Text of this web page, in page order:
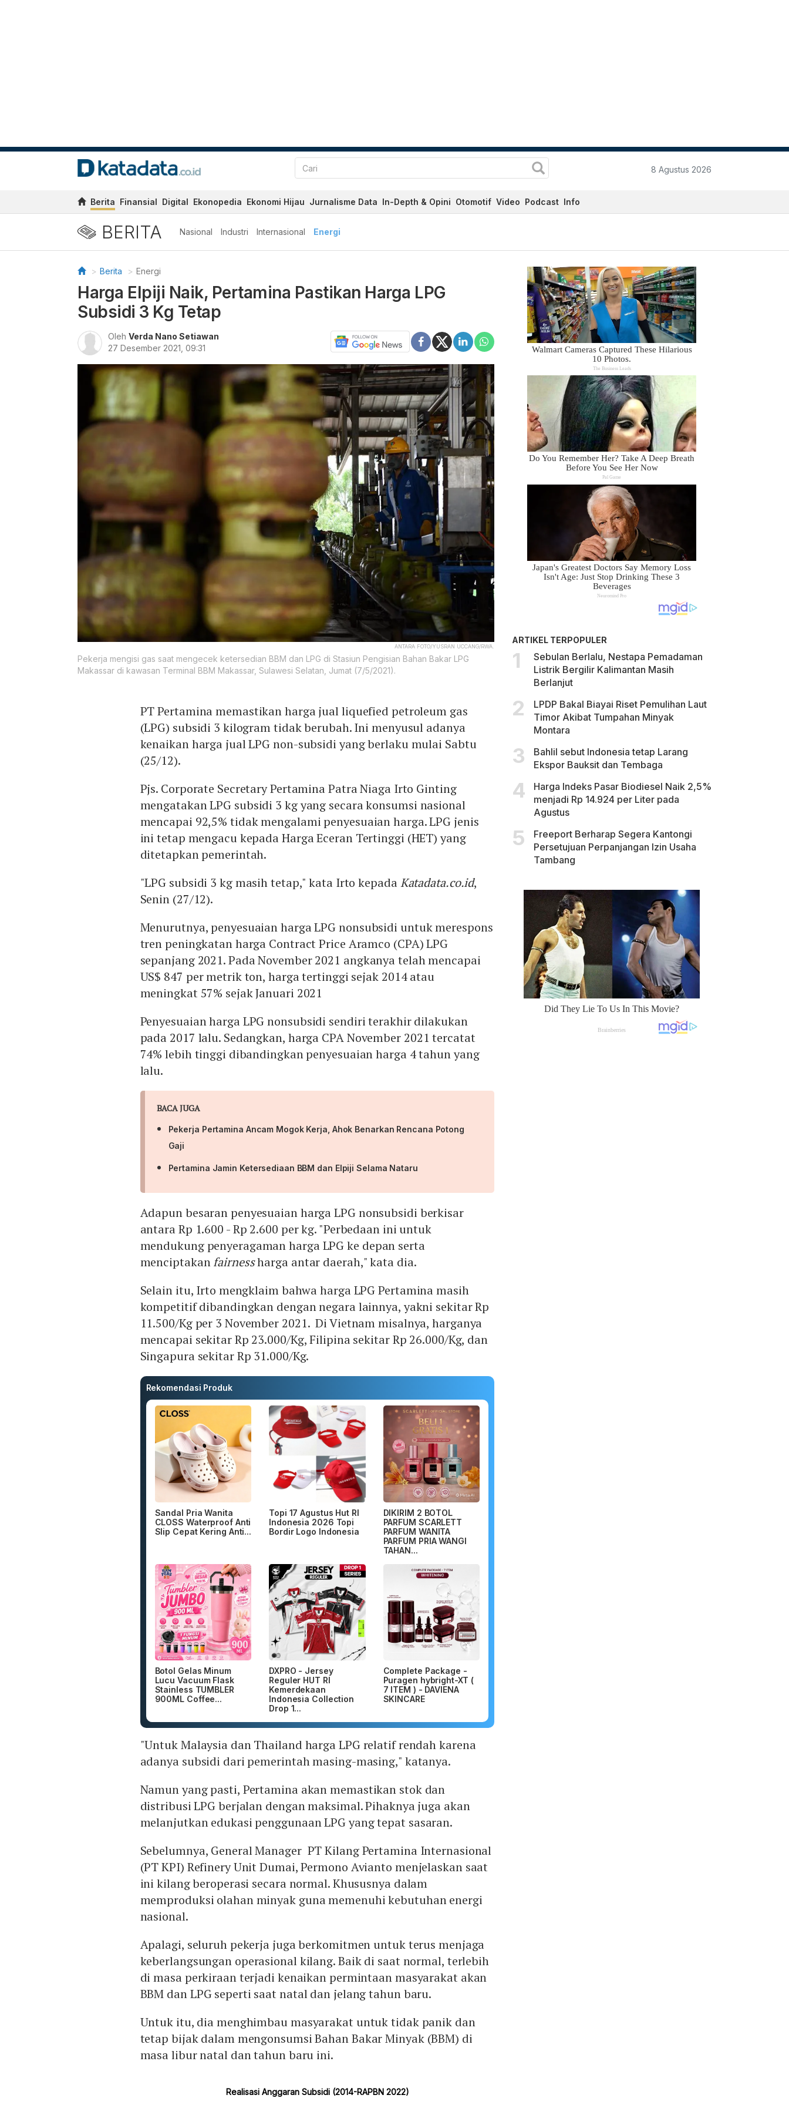
8 Agustus 2026
Berita Finansial Digital Ekonopedia Ekonomi Hijau Jurnalisme Data In-Depth & Opini Otomotif Video Podcast Info
BERITA Nasional Industri Internasional Energi
Berita Energi
Harga Elpiji Naik, Pertamina Pastikan Harga LPG
Subsidi 3 Kg Tetap
Oleh Verda Nano Setiawan
27 Desember 2021, 09:31
ANTARA FOTO/YUSRAN UCCANG/RWA.
Pekerja mengisi gas saat mengecek ketersedian BBM dan LPG di Stasiun Pengisian Bahan Bakar LPG
Makassar di kawasan Terminal BBM Makassar, Sulawesi Selatan, Jumat (7/5/2021).
PT Pertamina memastikan harga jual liquefied petroleum gas
(LPG) subsidi 3 kilogram tidak berubah. Ini menyusul adanya
kenaikan harga jual LPG non-subsidi yang berlaku mulai Sabtu
(25/12).
Pjs. Corporate Secretary Pertamina Patra Niaga Irto Ginting
mengatakan LPG subsidi 3 kg yang secara konsumsi nasional
mencapai 92,5% tidak mengalami penyesuaian harga. LPG jenis
ini tetap mengacu kepada Harga Eceran Tertinggi (HET) yang
ditetapkan pemerintah.
"LPG subsidi 3 kg masih tetap," kata Irto kepadaKatadata.co.id,
Senin (27/12).
Menurutnya, penyesuaian harga LPG nonsubsidi untuk merespons
tren peningkatan harga Contract Price Aramco (CPA) LPG
sepanjang 2021. Pada November 2021 angkanya telah mencapai
US$ 847 per metrik ton, harga tertinggi sejak 2014 atau
meningkat 57% sejak Januari 2021
Penyesuaian harga LPG nonsubsidi sendiri terakhir dilakukan
pada 2017 lalu. Sedangkan, harga CPA November 2021 tercatat
74% lebih tinggi dibandingkan penyesuaian harga 4 tahun yang
lalu.
BACA JUGA
Pekerja Pertamina Ancam Mogok Kerja, Ahok Benarkan Rencana Potong
Gaji
Pertamina Jamin Ketersediaan BBM dan Elpiji Selama Nataru
Adapun besaran penyesuaian harga LPG nonsubsidi berkisar
antara Rp 1.600 - Rp 2.600 per kg. "Perbedaan ini untuk
mendukung penyeragaman harga LPG ke depan serta
menciptakanfairnessharga antar daerah," kata dia.
Selain itu, Irto mengklaim bahwa harga LPG Pertamina masih
kompetitif dibandingkan dengan negara lainnya, yakni sekitar Rp
11.500/Kg per 3 November 2021. Di Vietnam misalnya, harganya
mencapai sekitar Rp 23.000/Kg, Filipina sekitar Rp 26.000/Kg, dan
Singapura sekitar Rp 31.000/Kg.
Rekomendasi Produk
Sandal Pria Wanita
CLOSS Waterproof Anti
Slip Cepat Kering Anti...
Topi 17 Agustus Hut RI
Indonesia 2026 Topi
Bordir Logo Indonesia
DIKIRIM 2 BOTOL
PARFUM SCARLETT
PARFUM WANITA
PARFUM PRIA WANGI
TAHAN...
Botol Gelas Minum
Lucu Vacuum Flask
Stainless TUMBLER
900ML Coffee...
DXPRO - Jersey
Reguler HUT RI
Kemerdekaan
Indonesia Collection
Drop 1...
Complete Package -
Puragen hybright-XT (
7 ITEM ) - DAVIENA
SKINCARE
"Untuk Malaysia dan Thailand harga LPG relatif rendah karena
adanya subsidi dari pemerintah masing-masing," katanya.
Namun yang pasti, Pertamina akan memastikan stok dan
distribusi LPG berjalan dengan maksimal. Pihaknya juga akan
melanjutkan edukasi penggunaan LPG yang tepat sasaran.
Sebelumnya, General Manager PT Kilang Pertamina Internasional
(PT KPI) Refinery Unit Dumai, Permono Avianto menjelaskan saat
ini kilang beroperasi secara normal. Khususnya dalam
memproduksi olahan minyak guna memenuhi kebutuhan energi
nasional.
Apalagi, seluruh pekerja juga berkomitmen untuk terus menjaga
keberlangsungan operasional kilang. Baik di saat normal, terlebih
di masa perkiraan terjadi kenaikan permintaan masyarakat akan
BBM dan LPG seperti saat natal dan jelang tahun baru.
Untuk itu, dia menghimbau masyarakat untuk tidak panik dan
tetap bijak dalam mengonsumsi Bahan Bakar Minyak (BBM) di
masa libur natal dan tahun baru ini.
ARTIKEL TERPOPULER
Sebulan Berlalu, Nestapa Pemadaman
Listrik Bergilir Kalimantan Masih
Berlanjut
LPDP Bakal Biayai Riset Pemulihan Laut
Timor Akibat Tumpahan Minyak
Montara
Bahlil sebut Indonesia tetap Larang
Ekspor Bauksit dan Tembaga
Harga Indeks Pasar Biodiesel Naik 2,5%
menjadi Rp 14.924 per Liter pada
Agustus
Freeport Berharap Segera Kantongi
Persetujuan Perpanjangan Izin Usaha
Tambang